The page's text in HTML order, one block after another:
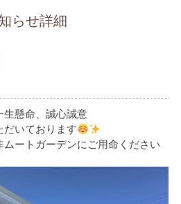
らせ詳細
懸命、誠心誠意
だいております
ートガーデンにご用命ください